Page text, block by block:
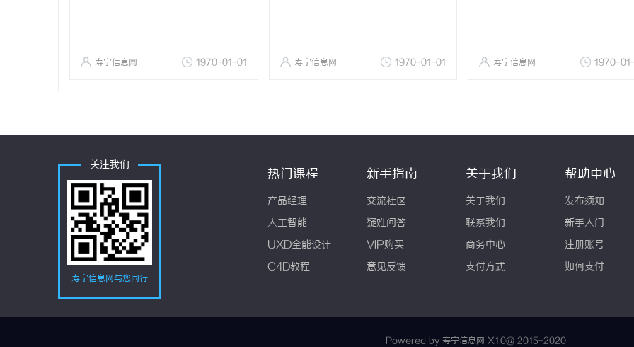
寿宁信息网 1970-01-01 寿宁信息网 1970-01-01 寿宁信息网 1970-
关注我们
寿宁信息网与您同行
热门课程
产品经理
人工智能
UXD全能设计
C4D教程
新手指南
交流社区
疑难问答
VIP购买
意见反馈
关于我们
关于我们
联系我们
商务中心
支付方式
帮助中心
发布须知
新手入门
注册账号
如何支付
Powered by 寿宁信息网 X1.0@ 2015-2020